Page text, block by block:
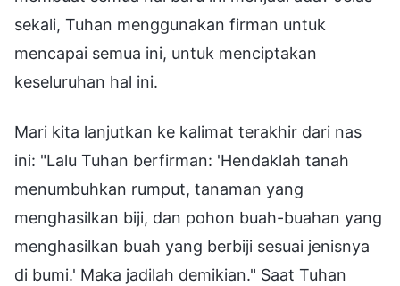
sekali, Tuhan menggunakan firman untuk
mencapai semua ini, untuk menciptakan
keseluruhan hal ini.
Mari kita lanjutkan ke kalimat terakhir dari nas
ini: "Lalu Tuhan berfirman: 'Hendaklah tanah
menumbuhkan rumput, tanaman yang
menghasilkan biji, dan pohon buah-buahan yang
menghasilkan buah yang berbiji sesuai jenisnya
di bumi.' Maka jadilah demikian." Saat Tuhan